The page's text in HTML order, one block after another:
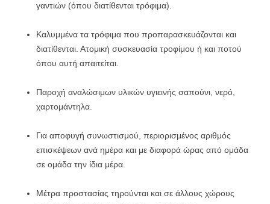
γαντιών (όπου διατίθενται τρόφιμα).
Καλυμμένα τα τρόφιμα που προπαρασκευάζονται και
διατίθενται. Ατομική συσκευασία τροφίμου ή και ποτού
όπου αυτή απαιτείται.
Παροχή αναλώσιμων υλικών υγιεινής σαπούνι, νερό,
χαρτομάντηλα.
Για αποφυγή συνωστισμού, περιορισμένος αριθμός
επισκέψεων ανά ημέρα και με διαφορά ώρας από ομάδα
σε ομάδα την ίδια μέρα.
Μέτρα προστασίας τηρούνται και σε άλλους χώρους